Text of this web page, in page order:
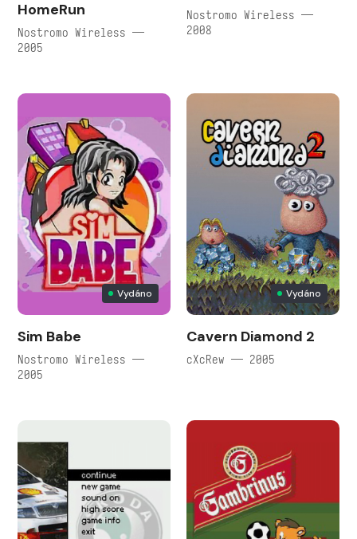
HomeRun
Nostromo Wireless —
2005
Nostromo Wireless —
2008
Vydáno
Sim Babe
Nostromo Wireless —
2005
Vydáno
Cavern Diamond 2
cXcRew — 2005